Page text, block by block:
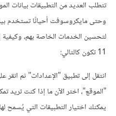
تتطلب العديد من التطبيقات بيانات
وحتى مايكروسوفت أحيانًا تستخدم
لتحسين الخدمات الخاصة بهم،
11 تكون كالتالي:
انتقل إلى تطبيق "الإعدادات" ثم
"الموقع"، اختر الآن ما إذا كنت تريد
يمكنك اختيار التطبيقات التي يُسمح